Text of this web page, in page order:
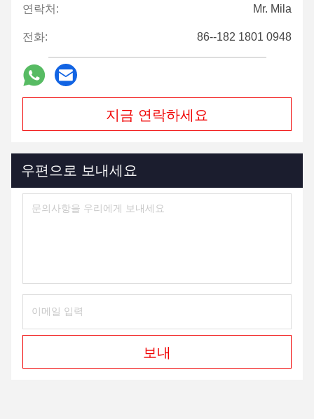
연락처: Mr. Mila
전화: 86--182 1801 0948
지금 연락하세요
우편으로 보내세요
보내